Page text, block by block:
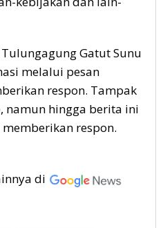
Gatut Sunu
melalui pesan
respon. Tampak
namun hingga berita ini
respon.
di